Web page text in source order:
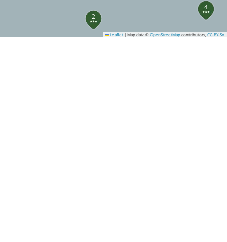
2
4
Leaflet | Map data © OpenStreetMap contributors, CC-BY-SA